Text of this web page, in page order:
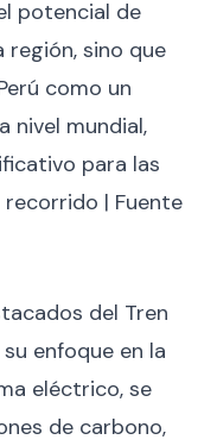
potencial de
sino que
como un
mundial,
para las
| Fuente
del Tren
enfoque en la
eléctrico, se
de carbono,